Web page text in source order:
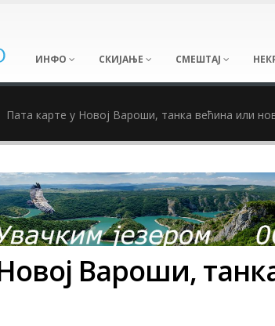
ИНФО СКИЈАЊЕ СМЕШТАЈ
Пата карте у Новој Вароши, танка већина или
Вароши,